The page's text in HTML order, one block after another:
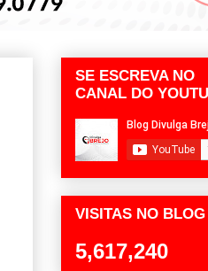
SE ESCREVA NO
CANAL DO
VISITAS NO BLOG
5,617,240